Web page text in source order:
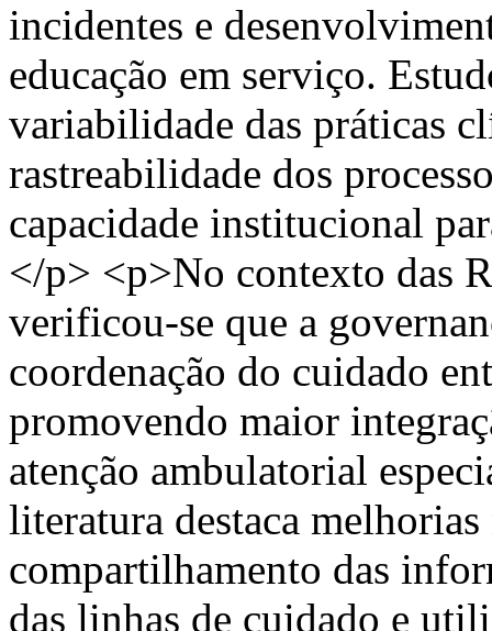
incidentes e
educação em serviço.
variabilidade das práticas
rastreabilidade dos
capacidade institucional
</p> <p>No contexto das
verificou-se que a
coordenação do cuidado
promovendo maior
atenção ambulatorial
literatura destaca
compartilhamento das
das linhas de cuidado e